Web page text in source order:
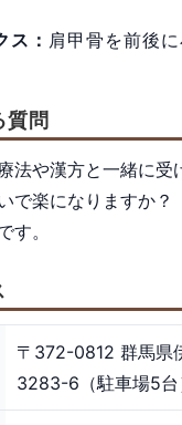
ス： 肩甲骨を前後
質問
法や漢方と一緒に受
で楽になりますか？
す。
〒372-0812 群馬県
3283-6（駐車場5台